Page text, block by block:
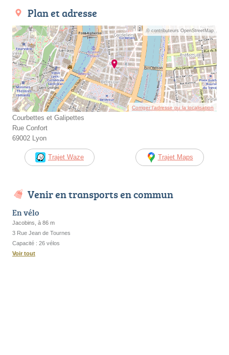
Plan et adresse
© contributeurs OpenStreetMap
Corriger l’adresse ou la localisation
Courbettes et Galipettes
Rue Confort
69002 Lyon
Trajet Waze Trajet Maps
Venir en transports en commun
En vélo
Jacobins, à 86 m
3 Rue Jean de Tournes
Capacité : 26 vélos
Voir tout